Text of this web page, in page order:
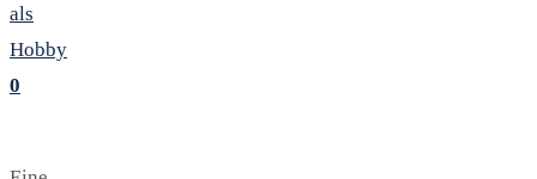
als
Hobby
0